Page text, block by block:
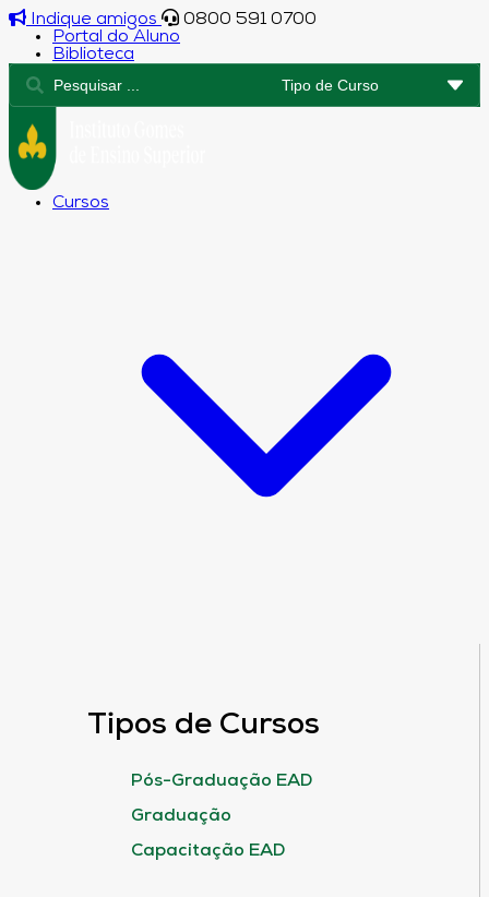
Indique amigos
0800 591 0700
Portal do Aluno
Biblioteca
Cursos
Tipos de Cursos
Pós-Graduação EAD
Graduação
Capacitação EAD